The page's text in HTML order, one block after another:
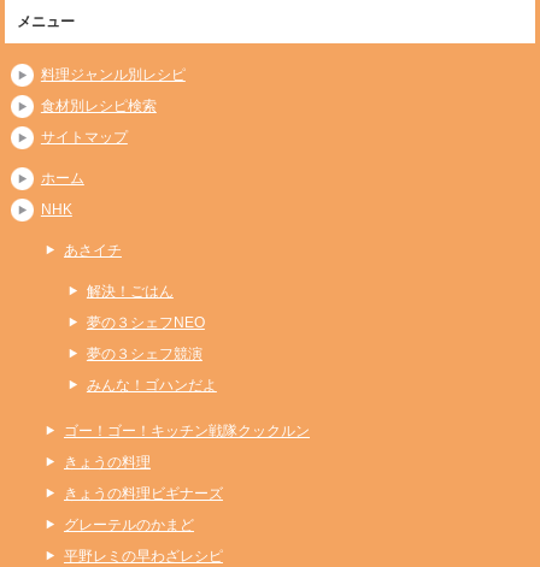
メニュー
料理ジャンル別レシピ
食材別レシピ検索
サイトマップ
ホーム
NHK
あさイチ
解決！ごはん
夢の３シェフNEO
夢の３シェフ競演
みんな！ゴハンだよ
ゴー！ゴー！キッチン戦隊クックルン
きょうの料理
きょうの料理ビギナーズ
グレーテルのかまど
平野レミの早わざレシピ